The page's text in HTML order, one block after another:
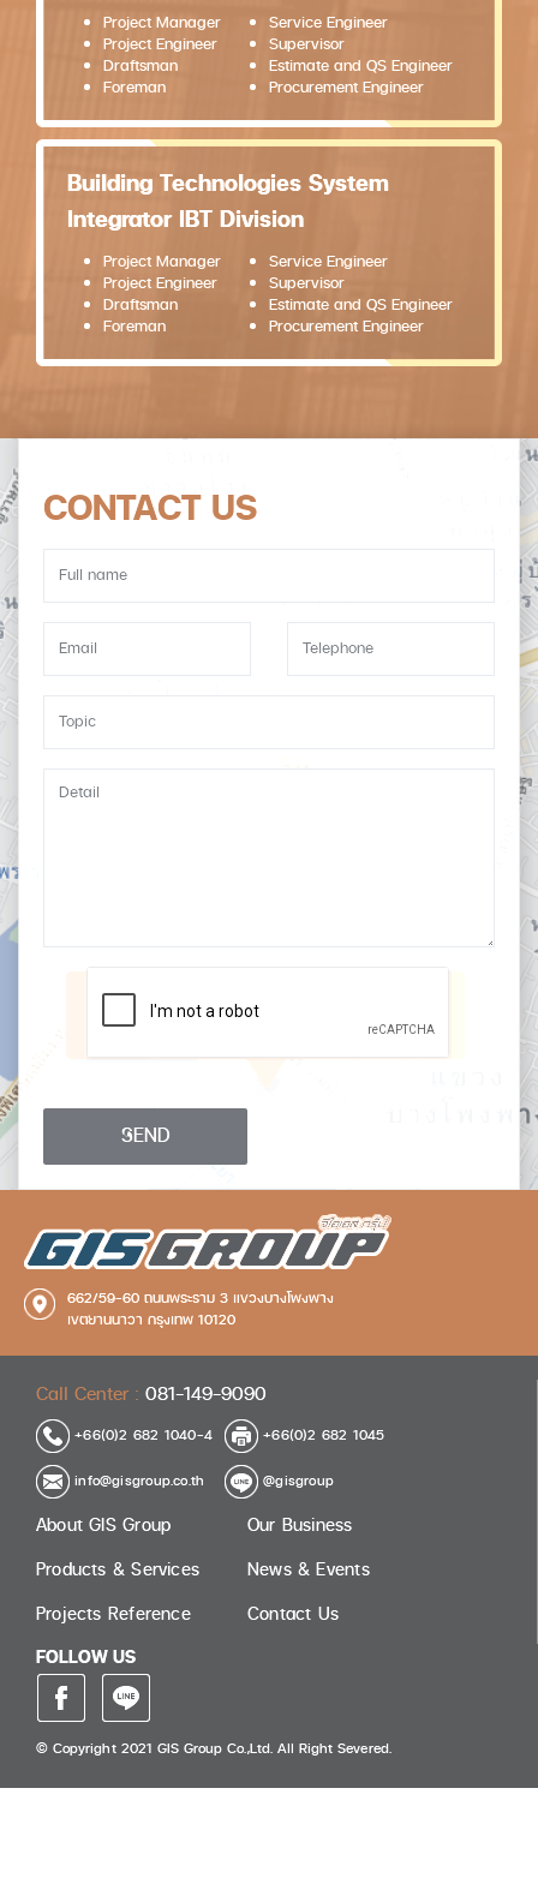
Project Manager
Project Engineer
Draftsman
Foreman
Service Engineer
Supervisor
Estimate and QS Engineer
Procurement Engineer
Building Technologies System
Integrator IBT Division
Project Manager
Project Engineer
Draftsman
Foreman
Service Engineer
Supervisor
Estimate and QS Engineer
Procurement Engineer
CONTACT US
SEND
662/59-60 ถนนพระราม 3 แขวงบางโพงพาง
เขตยานนาวา กรุงเทพ 10120
Call Center : 081-149-9090
+66(0)2 682 1040-4
info@gisgroup.co.th
+66(0)2 682 1045
@gisgroup
About GIS Group
Products & Services
Projects Reference
Our Business
News & Events
Contact Us
FOLLOW US
© Copyright 2021 GIS Group Co.,Ltd. All Right Severed.